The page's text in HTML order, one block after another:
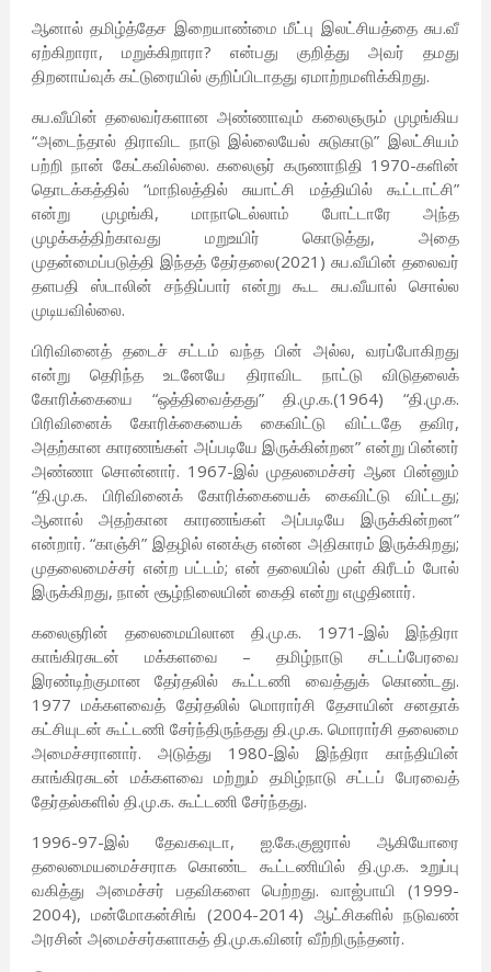
ஆனால் தமிழ்த்தேச இறையாண்மை மீட்பு இலட்சியத்தை சுப.வீ
ஏற்கிறாரா, மறுக்கிறாரா? என்பது குறித்து அவர் தமது
திறனாய்வுக் கட்டுரையில் குறிப்பிடாதது ஏமாற்றமளிக்கிறது.
சுப.வீயின் தலைவர்களான அண்ணாவும் கலைஞரும் முழங்கிய
“அடைந்தால் திராவிட நாடு இல்லையேல் சுடுகாடு” இலட்சியம்
பற்றி நான் கேட்கவில்லை. கலைஞர் கருணாநிதி 1970-களின்
தொடக்கத்தில் “மாநிலத்தில் சுயாட்சி மத்தியில் கூட்டாட்சி”
என்று முழங்கி, மாநாடெல்லாம் போட்டாரே அந்த
முழக்கத்திற்காவது மறுஉயிர் கொடுத்து, அதை
முதன்மைப்படுத்தி இந்தத் தேர்தலை(2021) சுப.வீயின் தலைவர்
தளபதி ஸ்டாலின் சந்திப்பார் என்று கூட சுப.வீயால் சொல்ல
முடியவில்லை.
பிரிவினைத் தடைச் சட்டம் வந்த பின் அல்ல, வரப்போகிறது
என்று தெரிந்த உடனேயே திராவிட நாட்டு விடுதலைக்
கோரிக்கையை “ஒத்திவைத்தது” தி.மு.க.(1964) “தி.மு.க.
பிரிவினைக் கோரிக்கையைக் கைவிட்டு விட்டதே தவிர,
அதற்கான காரணங்கள் அப்படியே இருக்கின்றன” என்று பின்னர்
அண்ணா சொன்னார். 1967-இல் முதலமைச்சர் ஆன பின்னும்
“தி.மு.க. பிரிவினைக் கோரிக்கையைக் கைவிட்டு விட்டது;
ஆனால் அதற்கான காரணங்கள் அப்படியே இருக்கின்றன”
என்றார். “காஞ்சி” இதழில் எனக்கு என்ன அதிகாரம் இருக்கிறது;
முதலைமைச்சர் என்ற பட்டம்; என் தலையில் முள் கிரீடம் போல்
இருக்கிறது, நான் சூழ்நிலையின் கைதி என்று எழுதினார்.
கலைஞரின் தலைமையிலான தி.மு.க. 1971-இல் இந்திரா
காங்கிரசுடன் மக்களவை – தமிழ்நாடு சட்டப்பேரவை
இரண்டிற்குமான தேர்தலில் கூட்டணி வைத்துக் கொண்டது.
1977 மக்களவைத் தேர்தலில் மொரார்சி தேசாயின் சனதாக்
கட்சியுடன் கூட்டணி சேர்ந்திருந்தது தி.மு.க. மொரார்சி தலைமை
அமைச்சரானார். அடுத்து 1980-இல் இந்திரா காந்தியின்
காங்கிரசுடன் மக்களவை மற்றும் தமிழ்நாடு சட்டப் பேரவைத்
தேர்தல்களில் தி.மு.க. கூட்டணி சேர்ந்தது.
1996-97-இல் தேவகவுடா, ஐ.கே.குஜரால் ஆகியோரை
தலைமையமைச்சராக கொண்ட கூட்டணியில் தி.மு.க. உறுப்பு
வகித்து அமைச்சர் பதவிகளை பெற்றது. வாஜ்பாயி (1999-
2004), மன்மோகன்சிங் (2004-2014) ஆட்சிகளில் நடுவண்
அரசின் அமைச்சர்களாகத் தி.மு.க.வினர் வீற்றிருந்தனர்.